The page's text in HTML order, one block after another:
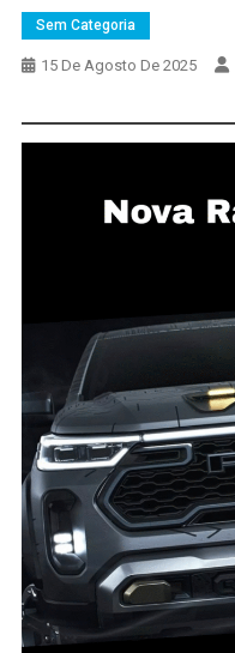
Sem Categoria
15 De Agosto De 2025